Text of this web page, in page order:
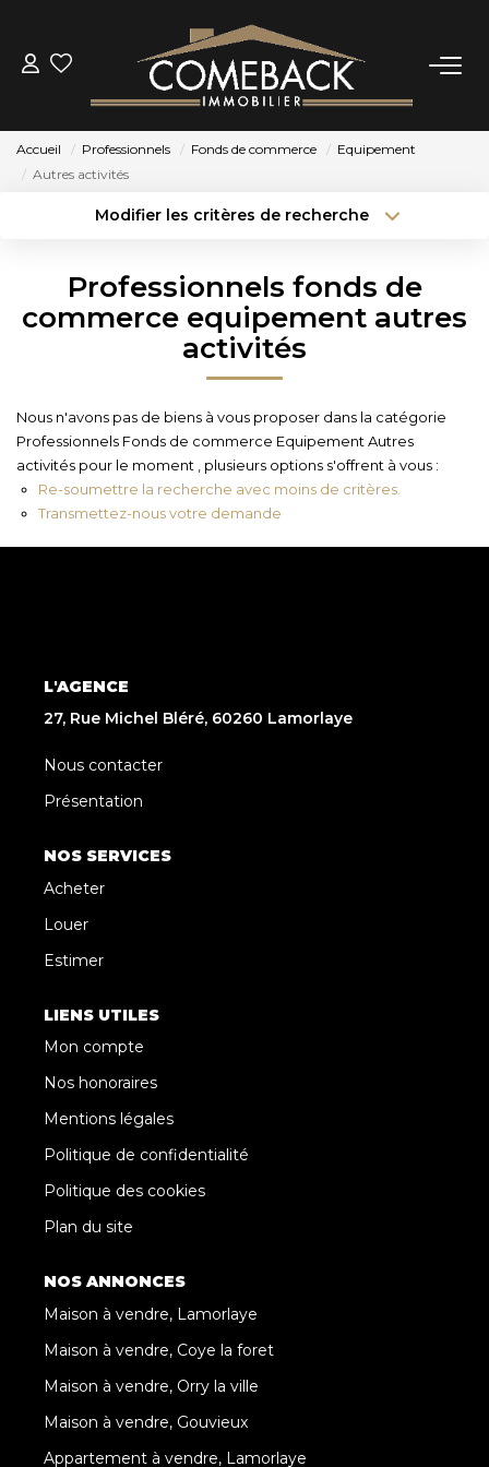
ACHETER
NOTRE AGENCE
BIENS VENDUS
CONTACT
Accueil Professionnels Fonds de commerce
Equipement
Autres activités
Modifier les critères de recherche
Type de bien
Créer une alerte
Professionnels fonds de
commerce equipement autres
activités
Nous n'avons pas de biens à vous proposer dans la catégorie
Professionnels Fonds de commerce Equipement Autres
activités pour le moment , plusieurs options s'offrent à vous :
Re-soumettre la recherche avec moins de critères.
Transmettez-nous votre demande
L'AGENCE
27, Rue Michel Bléré, 60260 Lamorlaye
Nous contacter
Présentation
NOS SERVICES
Acheter
Louer
Estimer
LIENS UTILES
Mon compte
Nos honoraires
Mentions légales
Politique de confidentialité
Politique des cookies
Plan du site
NOS ANNONCES
Maison à vendre, Lamorlaye
Maison à vendre, Coye la foret
Maison à vendre, Orry la ville
Maison à vendre, Gouvieux
Appartement à vendre, Lamorlaye